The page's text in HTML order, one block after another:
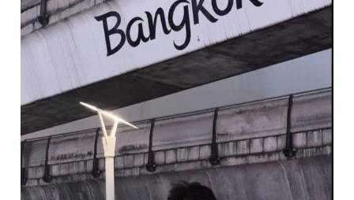
Tổng biên tập: Nguyễn Ngọc Toàn
Phó tổng biên tập thường trực: Hải Thành
Phó tổng biên tập: Lâm Hiếu Dũng
Phó tổng biên tập: Trần Việt Hưng
Tổng thư ký tòa soạn: Đức Trung
Giấy phép xuất bản số 110/GP - BTTTT cấp ngày 24.3.2020
© 2003-2026 Bản quyền thuộc về Báo Thanh Niên. Cấm sao
chép dưới mọi hình thức nếu không có sự chấp thuận bằng văn
bản. Phát triển bởi ePi Technologies, JSC.